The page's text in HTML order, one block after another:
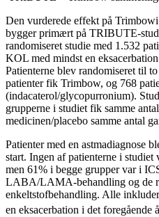
Den vurderede effekt på
bygger primært på TRIBUTE-
randomiseret studie med 1.532
KOL med mindst en
Patienterne blev randomiseret til
patienter fik Trimbow, og 768
(indacaterol/glycopurronium).
grupperne i studiet fik samme
medicinen/placebo samme antal
Patienter med en astmadiagnose
start. Ingen af patienterne i
men 61% i begge grupper var i
LABA/LAMA-behandling og de
enkeltstofbehandling. Alle
en eksacerbation i det foregående